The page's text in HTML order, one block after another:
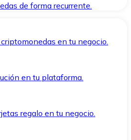
de forma recurrente.
en tu negocio.
en tu plataforma.
regalo en tu negocio.